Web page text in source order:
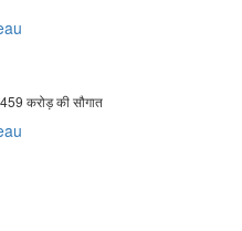
करोड़ की सौगात